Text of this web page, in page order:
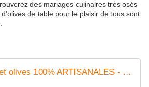
des mariages culinaires très osés
de table pour le plaisir de tous sont
Nos Tapenades et olives 100% ARTISANALES - OLIVERAIE JEANJEAN - MOULIN DES COSTIERES NIMES